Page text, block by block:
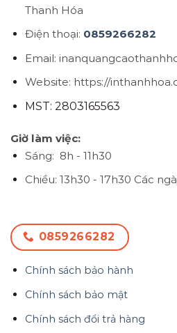
Thanh Hóa
Điện thoại: 0859266282
Email:
Website: https://
MST: 2803165563
Giờ làm việc:
Sáng: 8h - 11h30
Chiều: 13h30 - 17h30 Các
0859266282
Chính sách bảo hành
Chính sách bảo mật
Chính sách đổi trả hàng